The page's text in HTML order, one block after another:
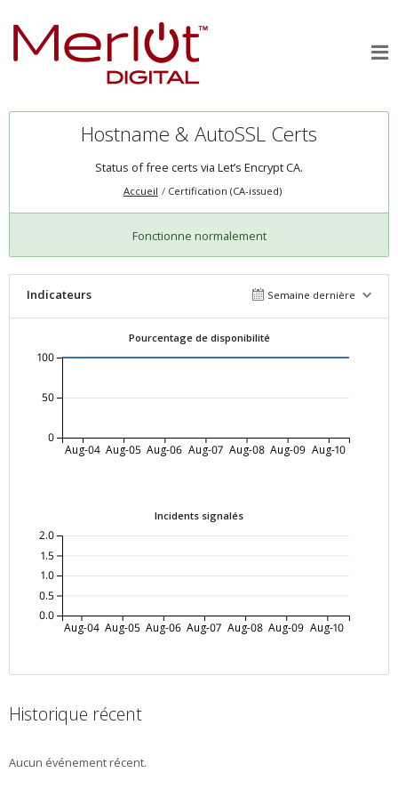
Hostname & AutoSSL Certs
Status of free certs via Let’s Encrypt CA.
Accueil Certification (CA-issued)
Fonctionne normalement
Indicateurs Semaine dernière
Pourcentage de disponibilité
Aug-04 Aug-05 Aug-06 Aug-07 Aug-08 Aug-09 Aug-10
0
50
100
Incidents signalés
Aug-04 Aug-05 Aug-06 Aug-07 Aug-08 Aug-09 Aug-10
0.0
0.5
1.0
1.5
2.0
Historique récent
Aucun événement récent.